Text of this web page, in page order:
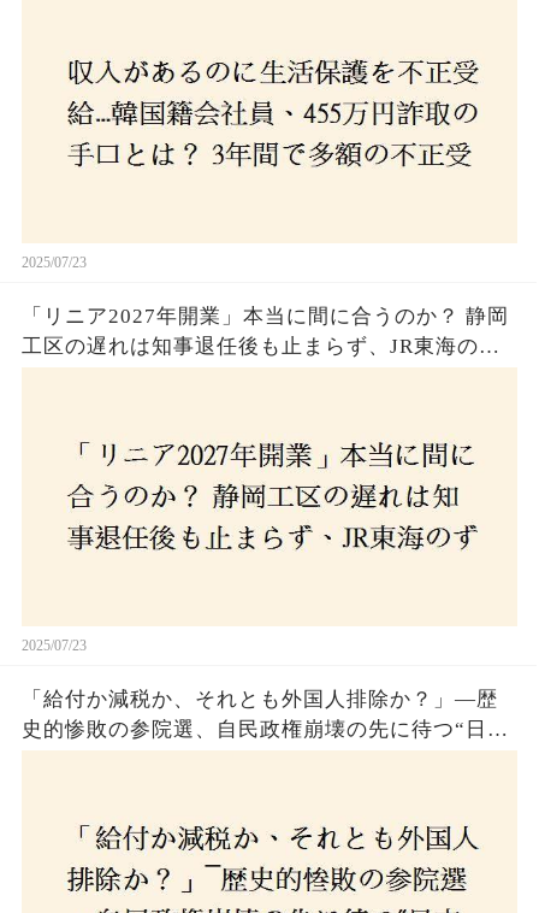
2025/07/23
「リニア2027年開業」本当に間に合うのか？ 静岡
工区の遅れは知事退任後も止まらず、JR東海のず
2025/07/23
「給付か減税か、それとも外国人排除か？」―歴
史的惨敗の参院選、自民政権崩壊の先に待つ“日本